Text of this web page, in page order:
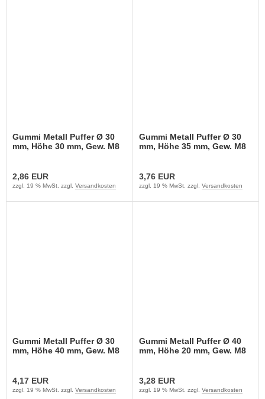
Gummi Metall Puffer Ø 30
mm, Höhe 30 mm, Gew. M8
2,86 EUR
zzgl. 19 % MwSt. zzgl. Versandkosten
Gummi Metall Puffer Ø 30
mm, Höhe 35 mm, Gew. M8
3,76 EUR
zzgl. 19 % MwSt. zzgl. Versandkosten
Gummi Metall Puffer Ø 30
mm, Höhe 40 mm, Gew. M8
4,17 EUR
zzgl. 19 % MwSt. zzgl. Versandkosten
Gummi Metall Puffer Ø 40
mm, Höhe 20 mm, Gew. M8
3,28 EUR
zzgl. 19 % MwSt. zzgl. Versandkosten